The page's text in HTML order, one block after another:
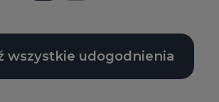
wszystkie udogodnienia